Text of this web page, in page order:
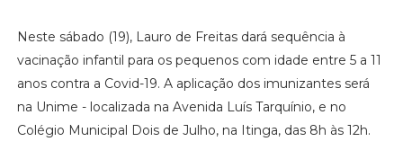
Neste sábado (19), Lauro de Freitas dará sequência à
vacinação infantil para os pequenos com idade entre 5 a 11
anos contra a Covid-19. A aplicação dos imunizantes será
na Unime - localizada na Avenida Luís Tarquínio, e no
Colégio Municipal Dois de Julho, na Itinga, das 8h às 12h.